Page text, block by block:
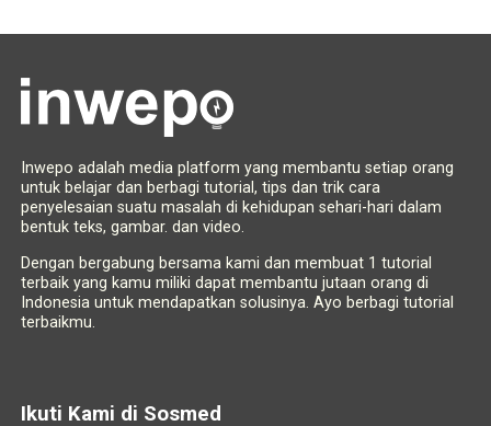
Inwepo adalah media platform yang membantu setiap orang
untuk belajar dan berbagi tutorial, tips dan trik cara
penyelesaian suatu masalah di kehidupan sehari-hari dalam
bentuk teks, gambar. dan video.
Dengan bergabung bersama kami dan membuat 1 tutorial
terbaik yang kamu miliki dapat membantu jutaan orang di
Indonesia untuk mendapatkan solusinya. Ayo berbagi tutorial
terbaikmu.
Ikuti Kami di Sosmed